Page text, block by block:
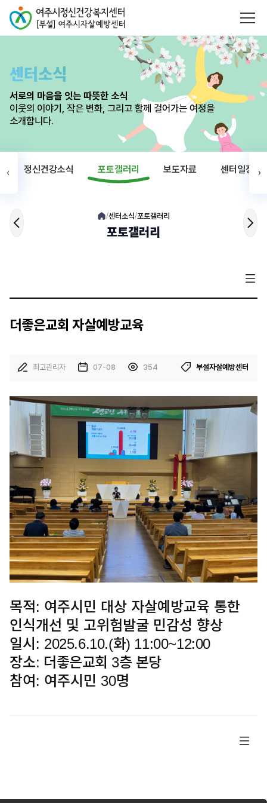
센터소식
서로의 마음을 잇는 따뜻한 소식
이웃의 이야기, 작은 변화, 그리고 함께 걸어가는 여정을
소개합니다.
‹ 정신건강소식 포토갤러리 보도자료 센터일정 ›
/센터소식/포토갤러리
포토갤러리
더좋은교회 자살예방교육
최고관리자 07-08 354 부설자살예방센터
목적: 여주시민 대상 자살예방교육 통한
인식개선 및 고위험발굴 민감성 향상
일시 : 2025.6.10.(화) 11:00~12:00
장소: 더좋은교회 3층 본당
참여 : 여주시민 30명